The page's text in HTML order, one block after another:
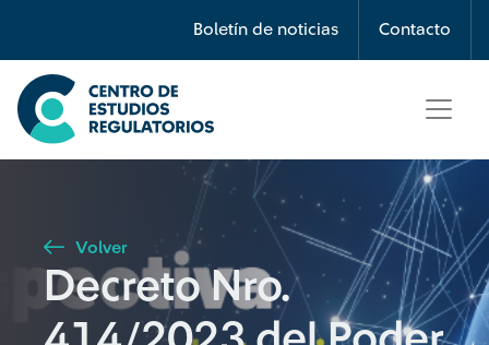
Boletín de noticias Contacto
Búsqueda
Seleccione país
Buscar
Volver
Decreto Nro.